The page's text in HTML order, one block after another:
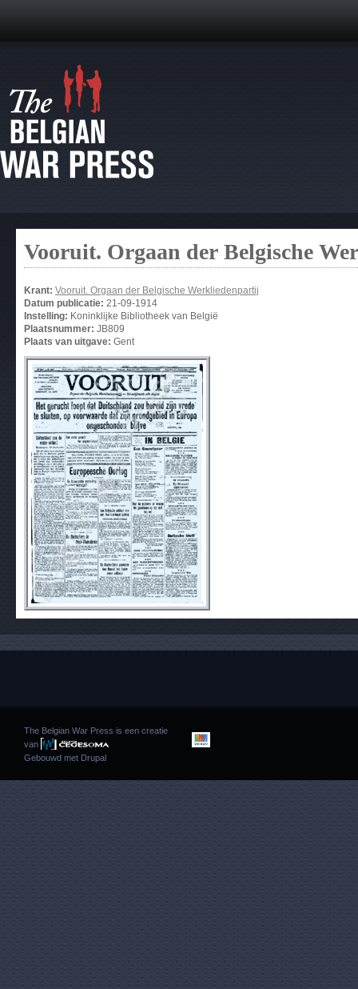
Vooruit. Orgaan der Belgische
Krant: Vooruit. Orgaan der Belgische Werkliedenpartij
Datum publicatie: 21-09-1914
Instelling: Koninklijke Bibliotheek van België
Plaatsnummer: JB809
Plaats van uitgave: Gent
The Belgian War Press is een creatie
van
Gebouwd met Drupal